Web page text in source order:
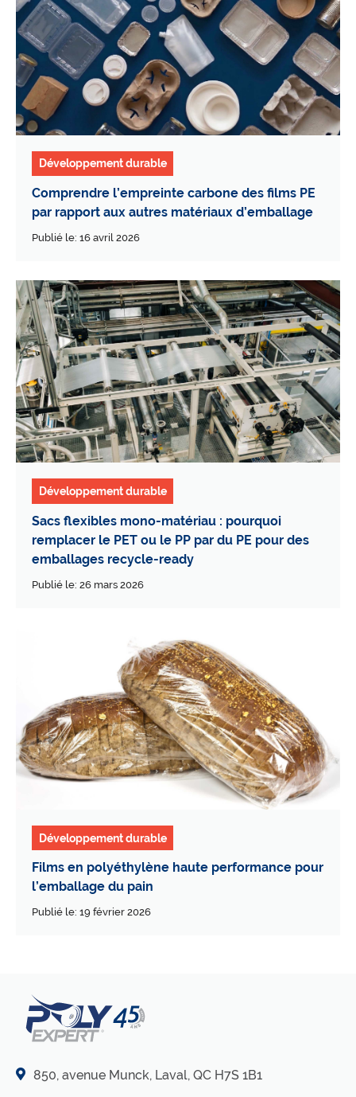
Développement durable
Comprendre l’empreinte carbone des films PE
par rapport aux autres matériaux d’emballage
Publié le: 16 avril 2026
Développement durable
Sacs flexibles mono-matériau : pourquoi
remplacer le PET ou le PP par du PE pour des
emballages recycle-ready
Publié le: 26 mars 2026
Développement durable
Films en polyéthylène haute performance pour
l’emballage du pain
Publié le: 19 février 2026
850, avenue Munck, Laval, QC H7S 1B1